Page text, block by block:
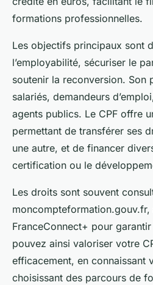
formations professionnelles.
Les objectifs principaux sont
l’employabilité, sécuriser le
soutenir la reconversion. Son
salariés, demandeurs
agents publics. Le CPF offre
permettant de transférer ses
une autre, et de financer
certification ou le
Les droits sont souvent
moncompteformation.gouv.fr,
FranceConnect+ pour
pouvez ainsi valoriser votre
efficacement, en connaissant
choisissant des parcours de